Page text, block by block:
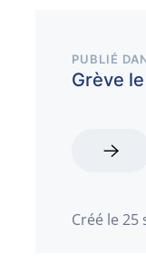
PUBLIÉ
Grève
Créé le 25